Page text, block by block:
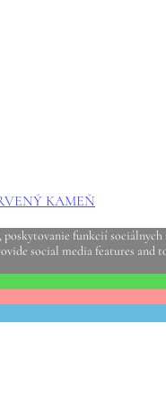
KAMEŇ
poskytovanie funkcií
social media features